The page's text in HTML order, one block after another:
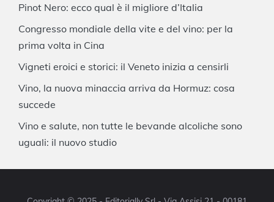
Pinot Nero: ecco qual è il migliore d’Italia
Congresso mondiale della vite e del vino: per la
prima volta in Cina
Vigneti eroici e storici: il Veneto inizia a censirli
Vino, la nuova minaccia arriva da Hormuz: cosa
succede
Vino e salute, non tutte le bevande alcoliche sono
uguali: il nuovo studio